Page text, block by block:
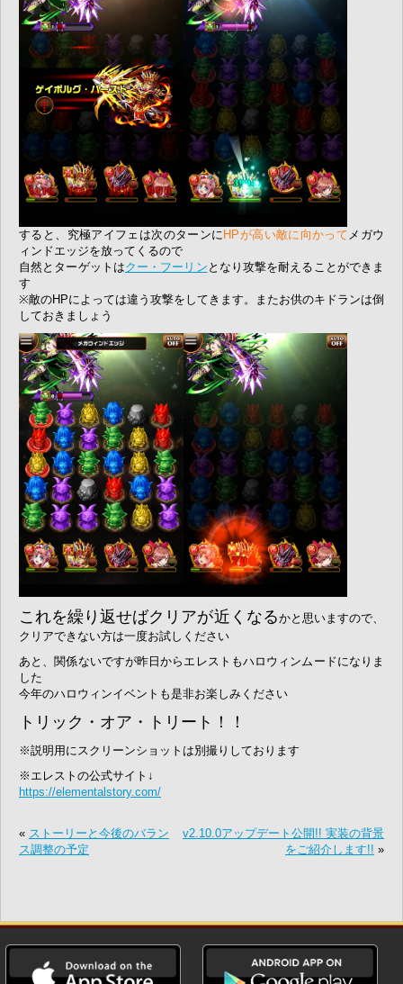
すると、究極アイフェは次のターンに HPが高い敵に向かって メガウ
ィンドエッジを放ってくるので
自然とターゲットはクー・フーリン となり攻撃を耐えることができま
す
※敵のHPによっては違う攻撃をしてきます。またお供のキドランは倒
しておきましょう
これを繰り返せばクリアが近くなるかと思いますので、
クリアできない方は一度お試しください
あと、関係ないですが昨日からエレストもハロウィンムードになりま
した
今年のハロウィンイベントも是非お楽しみください
トリック・オア・トリート！！
※説明用にスクリーンショットは別撮りしております
※エレストの公式サイト↓
https://elementalstory.com/
« ストーリーと今後のバラン
ス調整の予定
v2.10.0アップデート公開!! 実装の背景
をご紹介します!! »